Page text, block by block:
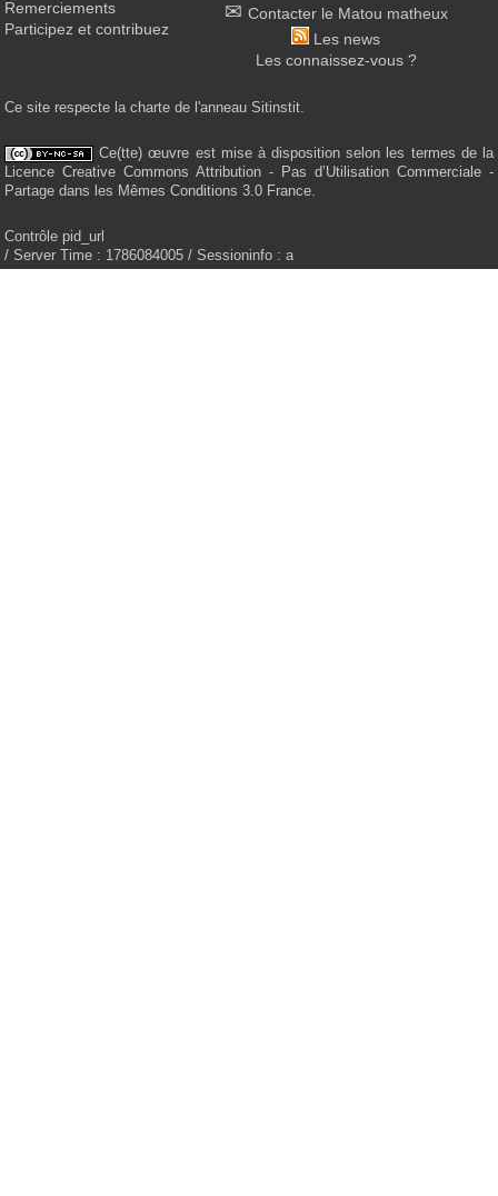
Remerciements
Participez et contribuez
Contacter le Matou matheux
Les news
Les connaissez-vous ?
Ce site respecte la charte de l'anneau Sitinstit.
Ce(tte) œuvre est mise à disposition selon les termes de la
Licence Creative Commons Attribution - Pas d’Utilisation Commerciale -
Partage dans les Mêmes Conditions 3.0 France.
Contrôle pid_url
/ Server Time : 1786084005 / Sessioninfo : a